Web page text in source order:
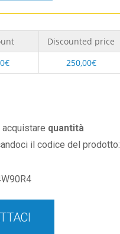
Discounted price
€ 250,00€
quantità
il codice del prodotto: